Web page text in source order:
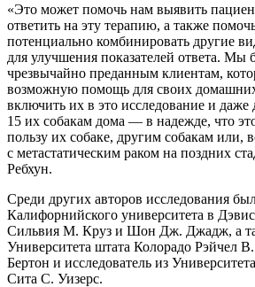
«Это может помочь нам выявить
ответить на эту терапию, а также
потенциально комбинировать другие
для улучшения показателей ответа. Мы
чрезвычайно преданным клиентам,
возможную помощь для своих
включить их в это исследование и
15 их собакам дома — в надежде, что
пользу их собаке, другим собакам или,
с метастатическим раком на поздних
Ребхун.
Среди других авторов исследования
Калифорнийского университета в
Сильвия М. Круз и Шон Дж. Джадж, а
Университета штата Колорадо Рэйчел
Бертон и исследователь из
Сита С. Уизерс.